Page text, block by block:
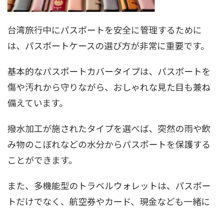
台湾旅行中にパスポートを安全に管理するために
は、パスポートケースの選び方が非常に重要です。
基本的なパスポートカバータイプは、パスポートを
傷や汚れから守りながら、おしゃれな見た目も兼ね
備えています。
撥水加工が施されたタイプを選べば、突然の雨や飲
み物のこぼれなどの水分からパスポートを保護する
ことができます。
また、多機能型のトラベルウォレットは、パスポー
トだけでなく、航空券やカード、現金なども一緒に